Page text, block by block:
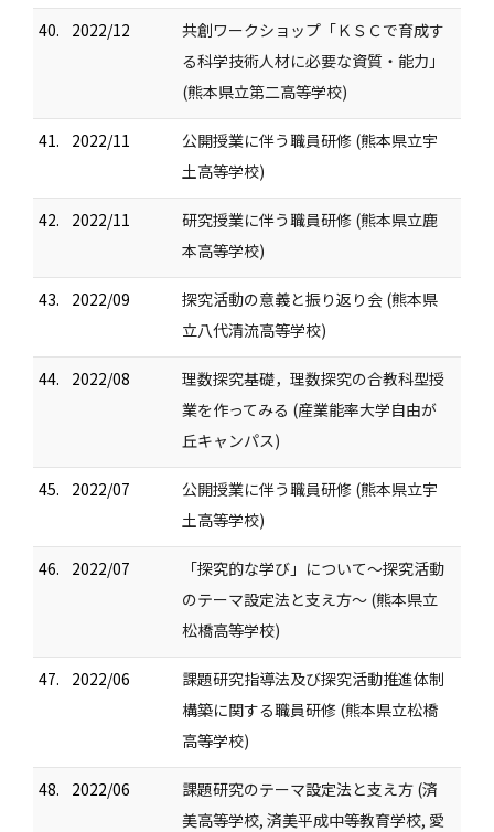
40. 2022/12
共創ワークショップ「ＫＳＣで育成す
る科学技術人材に必要な資質・能力」
(熊本県立第二高等学校)
41. 2022/11
公開授業に伴う職員研修 (熊本県立宇
土高等学校)
42. 2022/11
研究授業に伴う職員研修 (熊本県立鹿
本高等学校)
43. 2022/09
探究活動の意義と振り返り会 (熊本県
立八代清流高等学校)
44. 2022/08
理数探究基礎，理数探究の合教科型授
業を作ってみる (産業能率大学自由が
丘キャンパス)
45. 2022/07
公開授業に伴う職員研修 (熊本県立宇
土高等学校)
46. 2022/07
「探究的な学び」について～探究活動
のテーマ設定法と支え方～ (熊本県立
松橋高等学校)
47. 2022/06
課題研究指導法及び探究活動推進体制
構築に関する職員研修 (熊本県立松橋
高等学校)
48. 2022/06
課題研究のテーマ設定法と支え方 (済
美高等学校, 済美平成中等教育学校, 愛